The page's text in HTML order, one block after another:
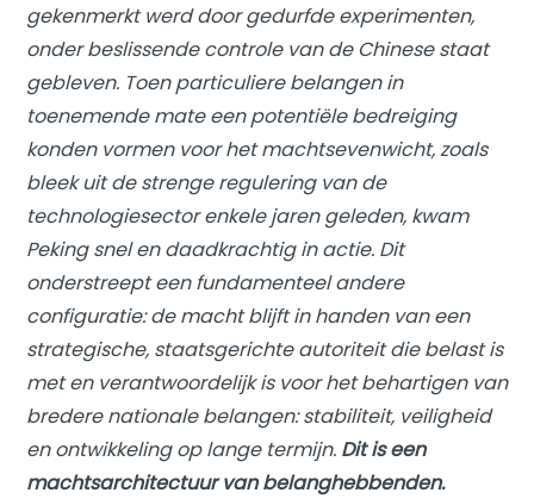
gekenmerkt werd door gedurfde experimenten,
onder beslissende controle van de Chinese staat
gebleven. Toen particuliere belangen in
toenemende mate een potentiële bedreiging
konden vormen voor het machtsevenwicht, zoals
bleek uit de strenge regulering van de
technologiesector enkele jaren geleden, kwam
Peking snel en daadkrachtig in actie. Dit
onderstreept een fundamenteel andere
configuratie: de macht blijft in handen van een
strategische, staatsgerichte autoriteit die belast is
met en verantwoordelijk is voor het behartigen van
bredere nationale belangen: stabiliteit, veiligheid
en ontwikkeling op lange termijn. Dit is een
machtsarchitectuur van belanghebbenden.